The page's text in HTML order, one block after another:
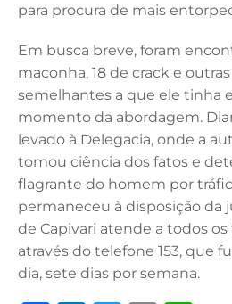
para procura de mais
Em busca breve, foram
maconha, 18 de crack e
semelhantes a que ele tinha
momento da abordagem.
levado à Delegacia, onde a
tomou ciência dos fatos e
flagrante do homem por
permaneceu à disposição da
de Capivari atende a todos
através do telefone 153, que
dia, sete dias por semana.